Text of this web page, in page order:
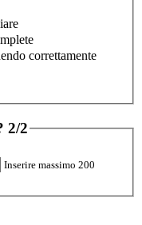
correttamente
2/2
Inserire massimo 200